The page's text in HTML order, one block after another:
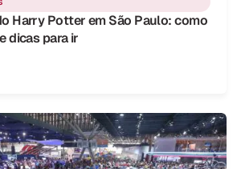
Harry Potter em São Paulo: como
dicas para ir